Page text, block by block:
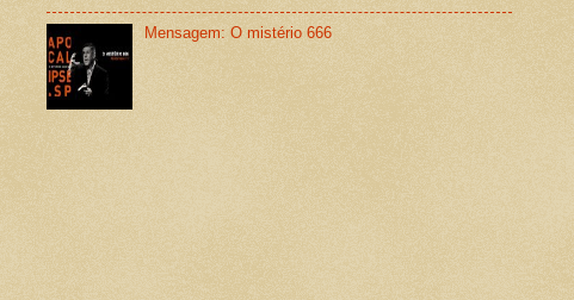
Mensagem: O mistério 666